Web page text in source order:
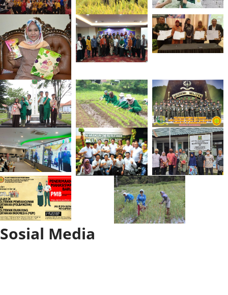
Sosial Media